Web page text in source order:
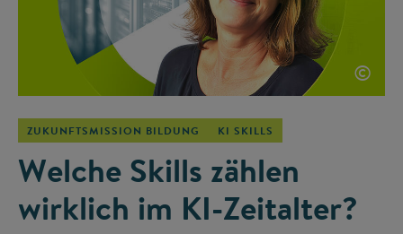
©
ZUKUNFTSMISSION BILDUNG KI SKILLS
Welche Skills zählen
wirklich im KI-Zeitalter?